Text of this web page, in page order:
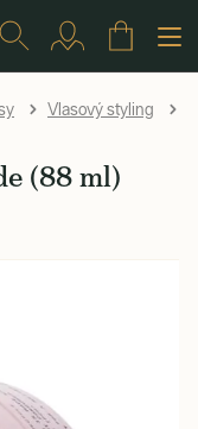
Vlasový styling
(88 ml)